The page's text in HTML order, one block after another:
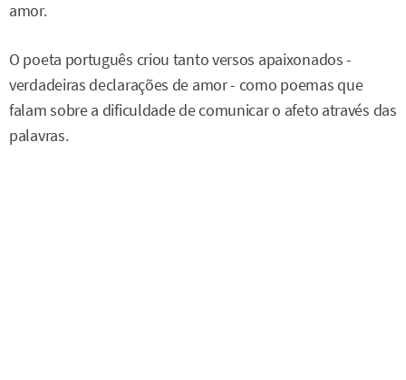
amor.
O poeta português criou tanto versos apaixonados -
verdadeiras declarações de amor - como poemas que
falam sobre a dificuldade de comunicar o afeto através das
palavras.